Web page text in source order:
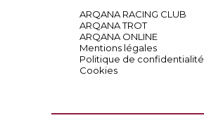
ARQANA RACING CLUB
ARQANA TROT
ARQANA ONLINE
Mentions légales
Politique de confidentialité
Cookies